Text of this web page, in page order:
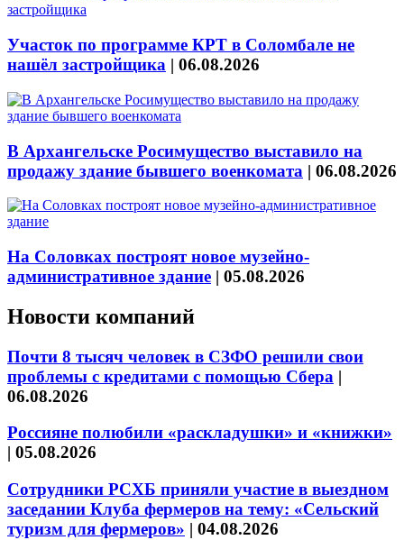
Участок по программе КРТ в Соломбале не
нашёл застройщика | 06.08.2026
В Архангельске Росимущество выставило на
продажу здание бывшего военкомата | 06.08.2026
На Соловках построят новое музейно-
административное здание | 05.08.2026
Новости компаний
Почти 8 тысяч человек в СЗФО решили свои
проблемы с кредитами с помощью Сбера |
06.08.2026
Россияне полюбили «раскладушки» и «книжки»
| 05.08.2026
Сотрудники РСХБ приняли участие в выездном
заседании Клуба фермеров на тему: «Сельский
туризм для фермеров» | 04.08.2026